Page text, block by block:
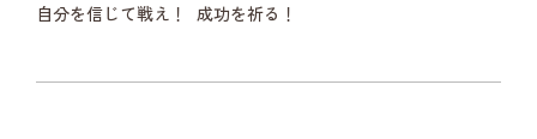
自分を信じて戦え！ 成功を祈る！